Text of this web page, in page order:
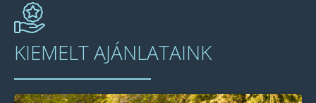
KIEMELT AJÁNLATAINK